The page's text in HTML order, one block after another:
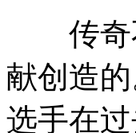
传奇不
献创造
选手在